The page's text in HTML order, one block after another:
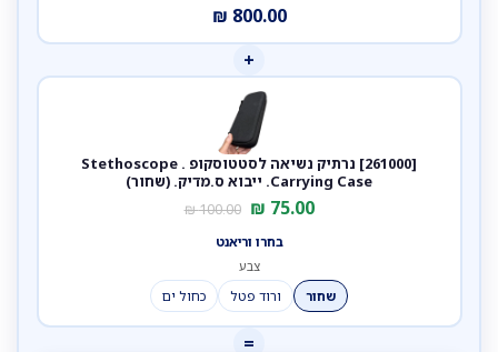
800.00
₪
+
[261000] נרתיק נשיאה לסטטוסקופ . Stethoscope
Carrying Case. ייבוא ס.מדיק. (שחור)
75.00
₪
100.00
₪
בחרו וריאנט
צבע
שחור
ורוד פטל כחול ים
=